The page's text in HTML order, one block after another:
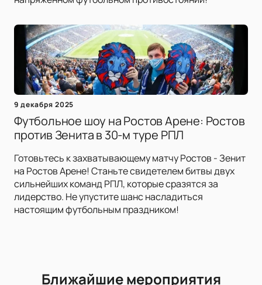
9 декабря 2025
Футбольное шоу на Ростов Арене: Ростов
против Зенита в 30-м туре РПЛ
Готовьтесь к захватывающему матчу Ростов - Зенит
на Ростов Арене! Станьте свидетелем битвы двух
сильнейших команд РПЛ, которые сразятся за
лидерство. Не упустите шанс насладиться
настоящим футбольным праздником!
Ближайшие мероприятия